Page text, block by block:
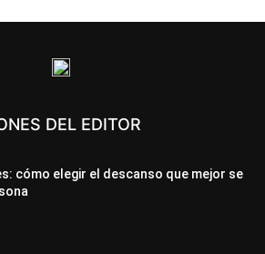
DEL EDITOR
cómo elegir el descanso que mejor se